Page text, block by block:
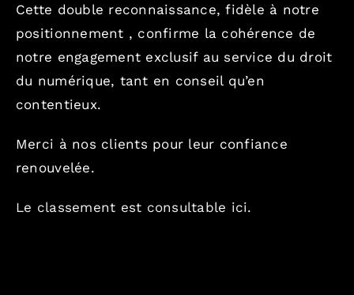
Cette double reconnaissance, fidèle à notre
positionnement , confirme la cohérence de
notre engagement exclusif au service du droit
du numérique, tant en conseil qu’en
contentieux.
Merci à nos clients pour leur confiance
renouvelée.
Le classement est consultable ici.